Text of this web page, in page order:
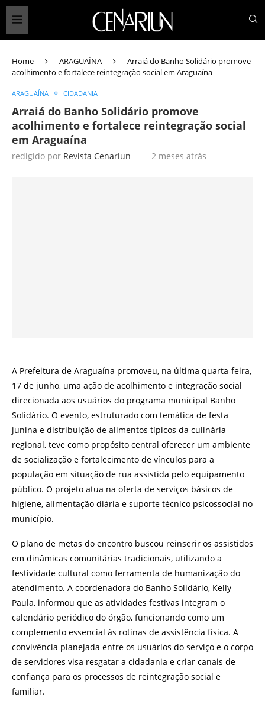
Home ARAGUAÍNA
Arraiá do Banho Solidário promove
acolhimento e fortalece reintegração social em Araguaína
ARAGUAÍNA CIDADANIA
Arraiá do Banho Solidário promove
acolhimento e fortalece reintegração social
em Araguaína
redigido por Revista Cenariun 2 meses atrás
A Prefeitura de Araguaína promoveu, na última quarta-feira,
17 de junho, uma ação de acolhimento e integração social
direcionada aos usuários do programa municipal Banho
Solidário. O evento, estruturado com temática de festa
junina e distribuição de alimentos típicos da culinária
regional, teve como propósito central oferecer um ambiente
de socialização e fortalecimento de vínculos para a
população em situação de rua assistida pelo equipamento
público. O projeto atua na oferta de serviços básicos de
higiene, alimentação diária e suporte técnico psicossocial no
município.
O plano de metas do encontro buscou reinserir os assistidos
em dinâmicas comunitárias tradicionais, utilizando a
festividade cultural como ferramenta de humanização do
atendimento. A coordenadora do Banho Solidário, Kelly
Paula, informou que as atividades festivas integram o
calendário periódico do órgão, funcionando como um
complemento essencial às rotinas de assistência física. A
convivência planejada entre os usuários do serviço e o corpo
de servidores visa resgatar a cidadania e criar canais de
confiança para os processos de reintegração social e
familiar.